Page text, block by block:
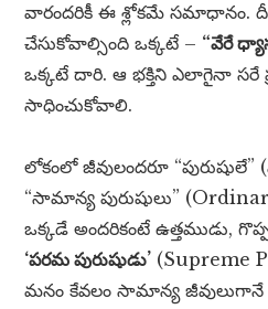
వారందరికీ ఈ శ్లోకమే సమాధానం.
చేసుకోవాల్సింది ఒక్కటే – “వేరే
ఒక్కటే దారి. ఆ భక్తిని ఎలాగైనా సరే
సాధించుకోవాలి.
లోకంలో జీవులందరూ “పురుషులే”
“సామాన్య పురుషులు”
ఒక్కడే అందరికంటే ఉత్తముడు,
‘పరమ పురుషుడు’ (Supreme
మనం కేవలం సామాన్య జీవులుగానే